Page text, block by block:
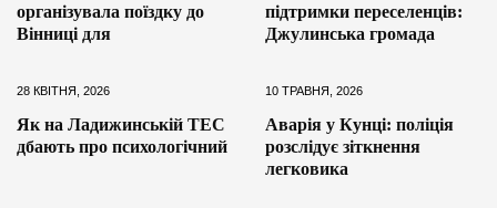
організувала поїздку до
Вінниці для
підтримки переселенців:
Джулинська громада
28 КВІТНЯ, 2026
Як на Ладижинській ТЕС
дбають про психологічний
10 ТРАВНЯ, 2026
Аварія у Кунці: поліція
розслідує зіткнення
легковика